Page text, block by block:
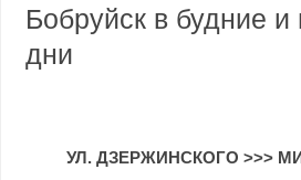
Бобруйск в будние
дни
УЛ. ДЗЕРЖИНСКОГО >>>